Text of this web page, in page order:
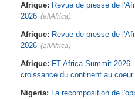
Mali:La Biennale sportive fait son
retour après 36 ans d'interruption
armes légères - L'ONU tire la
sonnette d'alarme
Guinée:Nouvelle coupure des
2023
Burkina Faso:10e Cérémonial
Sankara
Afrique: Revue de presse de
2026 (allAfrica)
Afrique: Revue de presse de
2026 (allAfrica)
Afrique: FT Africa Summit 2026
croissance du continent au
Nigeria: La recomposition de